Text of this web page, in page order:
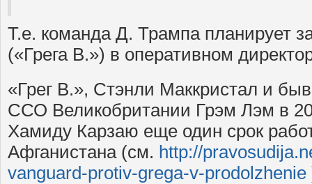
Т.е. команда Д. Трампа планирует
(«Грега В.») в оперативном
«Грег В.», Стэнли Маккристал и
ССО Великобритании Грэм Лэм в
Хамиду Карзаю еще один срок
Афганистана (см. http://
vanguard-protiv-grega-v-prodolzhenie